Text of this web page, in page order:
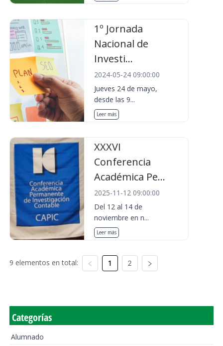
1º Jornada
Nacional de
Investi...
2024-05-24 09:00:00
Jueves 24 de mayo,
desde las 9...
Leer más
XXXVI
Conferencia
Académica Pe...
2025-11-12 09:00:00
Del 12 al 14 de
noviembre en n...
Leer más
9 elementos en total: 1 2
Categorías
Alumnado